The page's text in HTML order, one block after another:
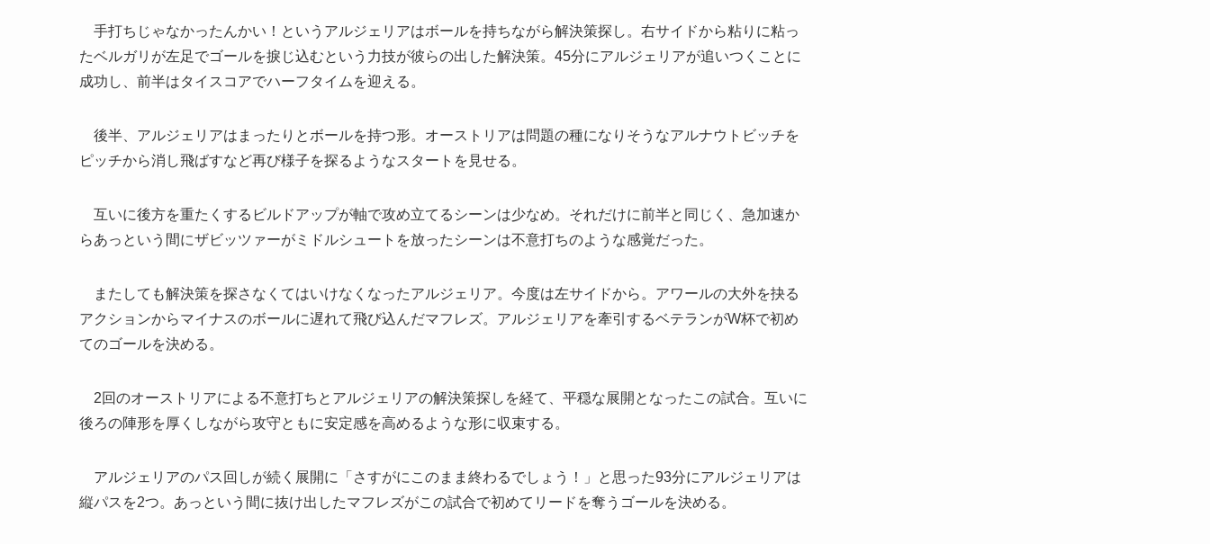
手打ちじゃなかったんかい！というアルジェリアはボールを持ちながら解決策探し。右サイドから粘りに粘っ
たベルガリが左足でゴールを捩じ込むという力技が彼らの出した解決策。45分にアルジェリアが追いつくことに
成功し、前半はタイスコアでハーフタイムを迎える。
後半、アルジェリアはまったりとボールを持つ形。オーストリアは問題の種になりそうなアルナウトビッチを
ピッチから消し飛ばすなど再び様子を探るようなスタートを見せる。
互いに後方を重たくするビルドアップが軸で攻め立てるシーンは少なめ。それだけに前半と同じく、急加速か
らあっという間にザビッツァーがミドルシュートを放ったシーンは不意打ちのような感覚だった。
またしても解決策を探さなくてはいけなくなったアルジェリア。今度は左サイドから。アワールの大外を抉る
アクションからマイナスのボールに遅れて飛び込んだマフレズ。アルジェリアを牽引するベテランがW杯で初め
てのゴールを決める。
2回のオーストリアによる不意打ちとアルジェリアの解決策探しを経て、平穏な展開となったこの試合。互いに
後ろの陣形を厚くしながら攻守ともに安定感を高めるような形に収束する。
アルジェリアのパス回しが続く展開に「さすがにこのまま終わるでしょう！」と思った93分にアルジェリアは
縦パスを2つ。あっという間に抜け出したマフレズがこの試合で初めてリードを奪うゴールを決める。